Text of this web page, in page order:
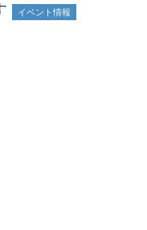
イベント情報